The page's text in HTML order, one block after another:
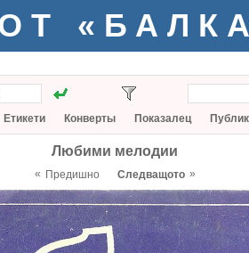
Етикети Конверты Показалец
Любими мелодии
« Предишно Следващото »